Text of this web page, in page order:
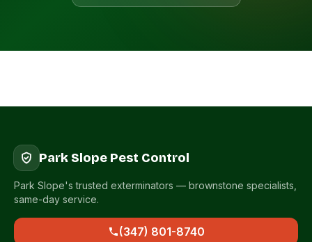
Park Slope Pest Control
Park Slope's trusted exterminators — brownstone specialists,
same-day service.
(347) 801-8740